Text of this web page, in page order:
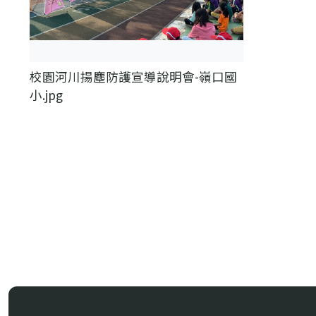
校園河川揚塵防護宣導說明會-嶺口國
小.jpg